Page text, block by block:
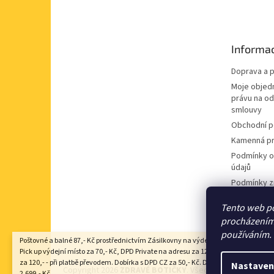
Tento web
používáním.
Poštovné a balné 87,- Kč prostřednictvím Zásilkovny na výdejní místo Z-point,
Pick up výdejní místo za 70,- Kč, DPD Private na adresu za 125,- Kč, Zásilkovna
za 120,- - při platbě převodem. Dobírka s DPD CZ za 50,- Kč. Doprava zdarma nad
Doprava a
Moje
právu na
smlouvy
Obchodní
Kamenná
Podmínky
údajů
Podmínky
Souhlas
nabídek
Copyright 2026 ZDRAVÉ BOTIČKY. Všechna práva